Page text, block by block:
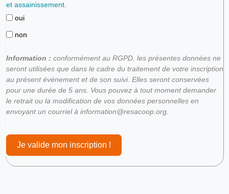
et assainissement.
oui
non
Information : conformément au RGPD, les présentes données ne
seront utilisées que dans le cadre du traitement de votre inscription
au présent événement et de son suivi. Elles seront conservées
pour une durée de 5 ans. Vous pouvez à tout moment demander
le retrait ou la modification de vos données personnelles en
envoyant un courriel à information@resacoop.org.
Je valide mon inscription !